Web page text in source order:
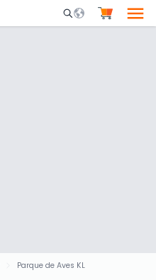
Mobile Search
Parque de Aves KL